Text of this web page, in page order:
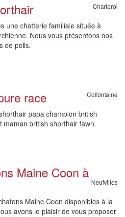
Charleroi
une chatterie familiale située à
Nous vous présentons nos
de poils.
race Colfontaine
papa champion british
maman british shorthair fawn.
Maine Coon à
Neufvilles
Maine Coon disponibles à la
avons le plaisir de vous proposer